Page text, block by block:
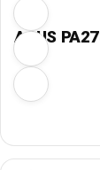
ASUS